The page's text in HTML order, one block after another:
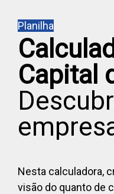
Planilha
Capital
Nesta calculadora,
visão do quanto de